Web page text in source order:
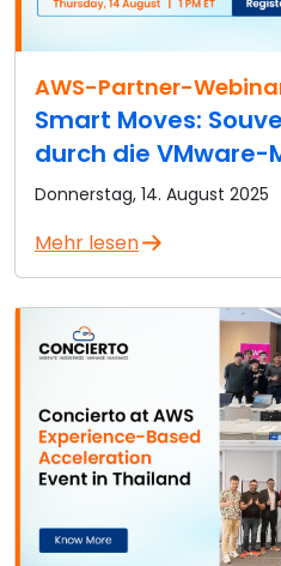
AWS-Partner-
Smart Moves:
durch die VMware-
Donnerstag, 14. August 2025
Mehr lesen